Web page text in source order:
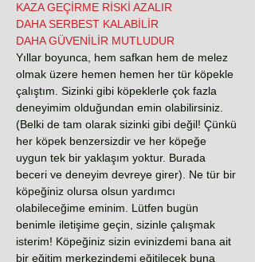
KAZA GEÇİRME RİSKİ AZALIR
DAHA SERBEST KALABİLİR
DAHA GÜVENİLİR MUTLUDUR
Yıllar boyunca, hem safkan hem de melez
olmak üzere hemen hemen her tür köpekle
çalıştım. Sizinki gibi köpeklerle çok fazla
deneyimim olduğundan emin olabilirsiniz.
(Belki de tam olarak sizinki gibi değil! Çünkü
her köpek benzersizdir ve her köpeğe
uygun tek bir yaklaşım yoktur. Burada
beceri ve deneyim devreye girer). Ne tür bir
köpeğiniz olursa olsun yardımcı
olabileceğime eminim. Lütfen bugün
benimle iletişime geçin, sizinle çalışmak
isterim! Köpeğiniz sizin evinizdemi bana ait
bir eğitim merkezindemi eğitilecek buna